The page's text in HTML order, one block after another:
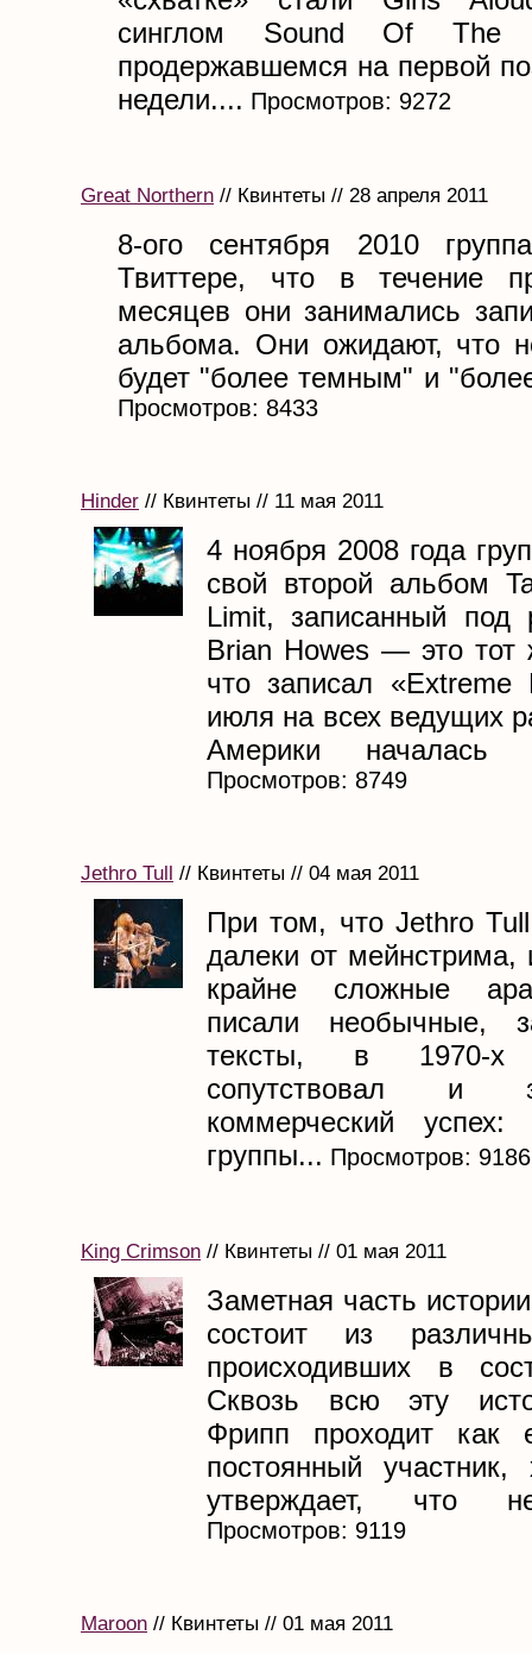
синглом Sound Of The
продержавшемся на первой
недели.... Просмотров: 9272
Great Northern // Квинтеты // 28 апреля 2011
8-ого сентября 2010
Твиттере, что в течение
месяцев они занимались
альбома. Они ожидают, что
будет "более темным" и
Просмотров: 8433
Hinder // Квинтеты // 11 мая 2011
4 ноября 2008 года
свой второй альбом
Limit, записанный под
Brian Howes — это тот
что записал «Extreme
июля на всех ведущих
Америки началась
Просмотров: 8749
Jethro Tull // Квинтеты // 04 мая 2011
При том, что Jethro
далеки от мейнстрима,
крайне сложные
писали необычные,
тексты, в 1970-
сопутствовал и
коммерческий
группы... Просмотров: 9186
King Crimson // Квинтеты // 01 мая 2011
Заметная часть
состоит из
происходивших в
Сквозь всю эту
Фрипп проходит как
постоянный
утверждает, что
Просмотров: 9119
Maroon // Квинтеты // 01 мая 2011